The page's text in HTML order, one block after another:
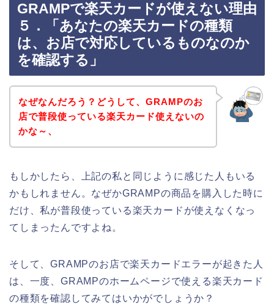
GRAMPで楽天カードが使えない理由
５．「あなたの楽天カードの種類
は、お店で対応しているものなのか
を確認する」
なぜなんだろう？どうして、GRAMPのお
店で普段使っている楽天カード使えないの
かな～、
もしかしたら、上記の私と同じように感じた人もいる
かもしれません。なぜかGRAMPの商品を購入した時に
だけ、私が普段使っている楽天カードが使えなくなっ
てしまったんですよね。
そして、GRAMPのお店で楽天カードエラーが起きた人
は、一度、GRAMPのホームページで使える楽天カード
の種類を確認してみてはいかがでしょうか？